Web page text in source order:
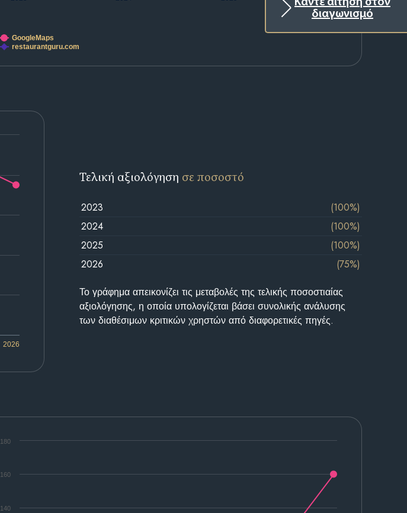
διαγωνισμό
GoogleMaps
restaurantguru.com
2026
Τελική αξιολόγηση σε ποσοστό
2023
(100%)
2024
(100%)
2025
(100%)
2026
(75%)
Το γράφημα απεικονίζει τις μεταβολές της τελικής ποσοστιαίας
αξιολόγησης, η οποία υπολογίζεται βάσει συνολικής ανάλυσης
των διαθέσιμων κριτικών χρηστών από διαφορετικές πηγές.
140
160
180